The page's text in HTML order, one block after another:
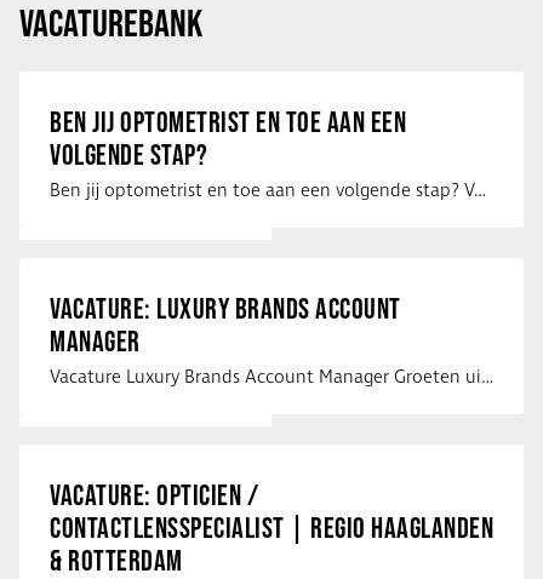
VACATUREBANK
BEN JIJ OPTOMETRIST EN TOE AAN EEN
VOLGENDE STAP?
Ben jij optometrist en toe aan een volgende stap? Voor een optiekketen is Eye …
VACATURE: LUXURY BRANDS ACCOUNT
MANAGER
Vacature Luxury Brands Account Manager Groeten uit Spanje! Vanaf mijn …
VACATURE: OPTICIEN /
CONTACTLENSSPECIALIST | REGIO HAAGLANDEN
& ROTTERDAM